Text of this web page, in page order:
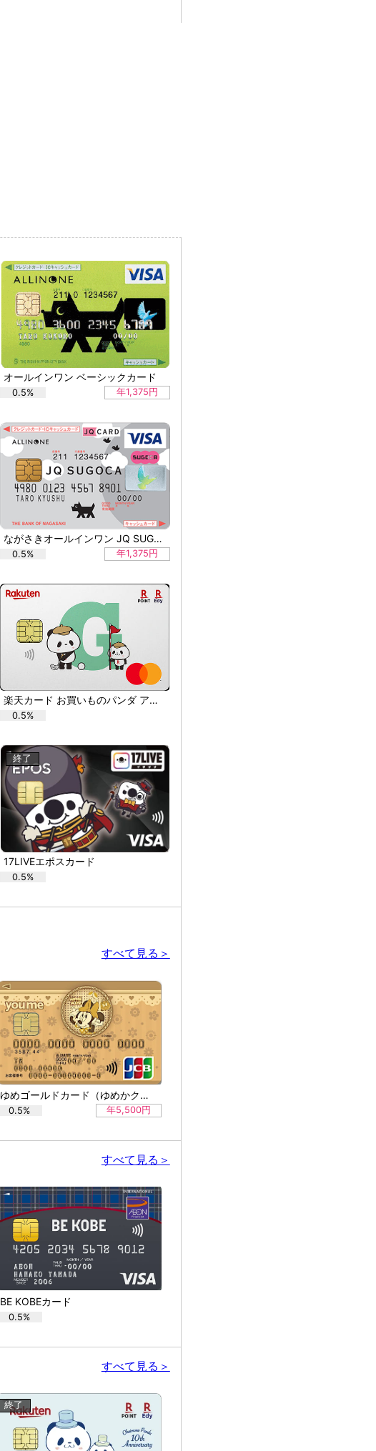
オールインワン ベーシックカード
0.5% 年1,375円
ながさきオールインワン JQ SUGOCA クラシック
0.5% 年1,375円
楽天カード お買いものパンダ アルファベットセレクション
0.5%
17LIVEエポスカード
0.5%
終了
すべて見る＞
ゆめゴールドカード（ゆめかクレジット）
0.5% 年5,500円
すべて見る＞
BE KOBEカード
0.5%
すべて見る＞
終了